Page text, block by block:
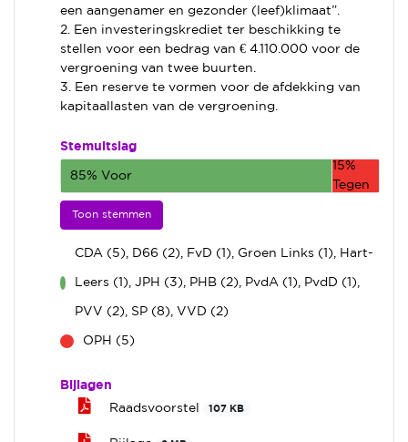
een aangenamer en gezonder (leef)klimaat”.
2. Een investeringskrediet ter beschikking te
stellen voor een bedrag van € 4.110.000 voor de
vergroening van twee buurten.
3. Een reserve te vormen voor de afdekking van
kapitaallasten van de vergroening.
Stemuitslag
85% Voor
15%
Tegen
Toon stemmen
CDA (5), D66 (2), FvD (1), Groen Links (1), Hart-
Leers (1), JPH (3), PHB (2), PvdA (1), PvdD (1),
PVV (2), SP (8), VVD (2)
OPH (5)
Bijlagen
Raadsvoorstel 107 KB